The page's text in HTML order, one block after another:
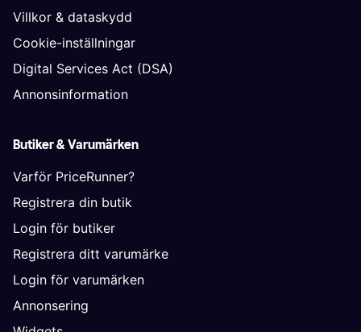
Villkor & dataskydd
Cookie-inställningar
Digital Services Act (DSA)
Annonsinformation
Butiker & Varumärken
Varför PriceRunner?
Registrera din butik
Login för butiker
Registrera ditt varumärke
Login för varumärken
Annonsering